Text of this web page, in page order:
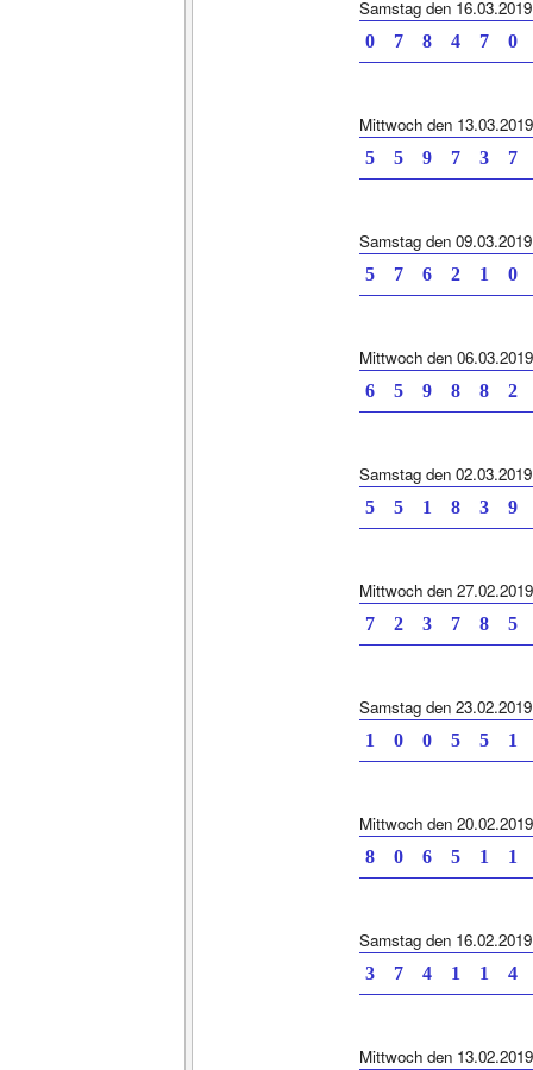
Samstag den 16.03.2019
0 7 8 4 7 0
Mittwoch den 13.03.2019
5 5 9 7 3 7
Samstag den 09.03.2019
5 7 6 2 1 0
Mittwoch den 06.03.2019
6 5 9 8 8 2
Samstag den 02.03.2019
5 5 1 8 3 9
Mittwoch den 27.02.2019
7 2 3 7 8 5
Samstag den 23.02.2019
1 0 0 5 5 1
Mittwoch den 20.02.2019
8 0 6 5 1 1
Samstag den 16.02.2019
3 7 4 1 1 4
Mittwoch den 13.02.2019